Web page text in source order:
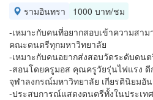
รามอินทรา
1000 บาท/ชม
-เหมาะกับคนที่อยากสอบเข้าความสาม
คณะดนตรีทุกมหาวิทยาลัย
-เหมาะกับคนอยากส่งสอบวัดระดับดนต
-สอนโดยครูมอส คุณครูวัยรุ่นไฟแรง
จุฬาลงกรณ์มหาวิทยาลัย เกียรตินิยมอั
-ประสบการณ์แสดงดนตรีทั้งในประเท